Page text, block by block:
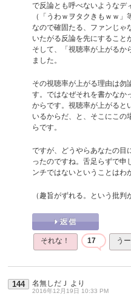
で反論とも呼べないようなデ
（「うわｗヲタクきもｗｗ」
なので確固たる、ファンじゃ
いたがる反論を先にすること
そして、「視聴率が上がるか
ました。
その視聴率が上がる理由は勿
す。ではなぜそれを書かなか
からです。視聴率が上がると
いるからだ、と、そこにこの
らです。
ですが、どうやらあなたの目
ったのですね。舌足らずで申
ンチではないということはわ
（趣旨がずれる。という批判
それな！ 17 う
144 名無しだＪ より
2016年12月19日 10:33 PM